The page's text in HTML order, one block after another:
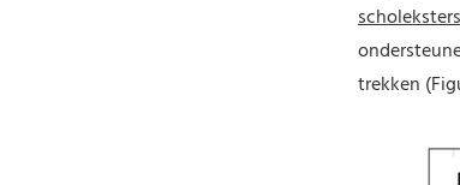
scholeksters
trekken